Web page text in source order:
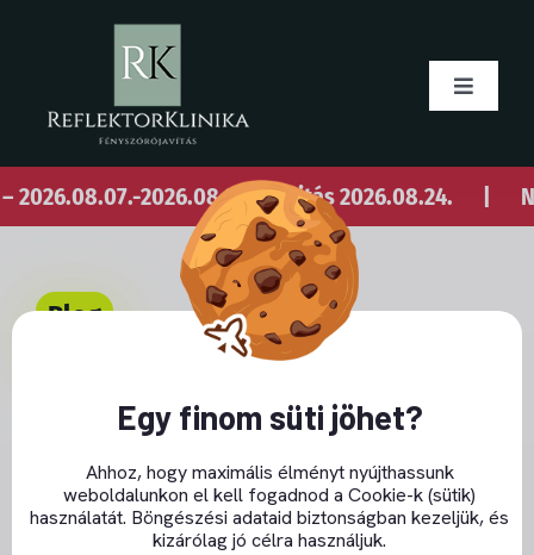
Toggle
Blog
Ajánlatkérés
LED menetfény
2026.08.23. – nyitás 2026.08.24. | Nyári
Blog
Besárgult a 2017-es
Corolla nappali
menetfénye?
Egy finom süti jöhet?
Ahhoz, hogy maximális élményt nyújthassunk
weboldalunkon el kell fogadnod a Cookie-k (sütik)
használatát. Böngészési adataid biztonságban kezeljük, és
kizárólag jó célra használjuk.
Close GDPR Cookie Banner